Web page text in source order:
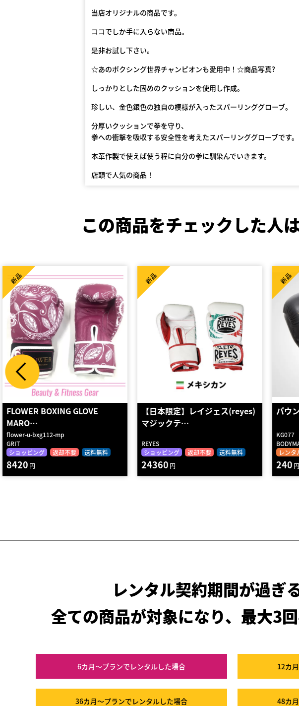
当店オリジナルの商品です。
ココでしか手に入らない商品。
是非お試し下さい。
☆あのボクシング世界チャンピオンも愛用中！☆商品写真?
しっかりとした固めのクッションを使用し作成。
珍しい、金色銀色の独自の模様が入ったスパーリンググローブ。
分厚いクッションで拳を守り、
拳への衝撃を吸収する安全性を考えたスパーリンググローブです。
本革作製で使えば使う程に自分の拳に馴染んでいきます。
店頭で人気の商品！
この商品をチェックした人は
FLOWER BOXING GLOVE
MARO…
flower-u-bxg112-mp
GRIT
ショッピング
返却不要 送料無料
新品
8420 円
【日本限定】レイジェス(reyes)
マジックテ…
REYES
ショッピング
返却不要 送料無料
新品
24360 円
パウ
KG077
レンタ
新品
240
レンタル契約期間が過ぎ
全ての商品が対象になり、最大3
6カ月～プランでレンタルした場合 12カ
36カ月～プランでレンタルした場合 48カ